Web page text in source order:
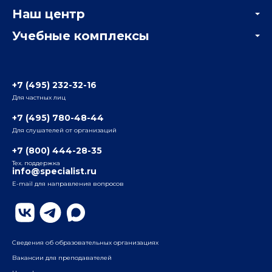
Учебные комплексы
Радио
ул. Радио, д.24, корпус 1, 2-й подъезд, 2-й этаж
ул. Воронцовская, д. 35Б, корп.2, 5-й этаж
Бауманский
ул. Бауманская, д. 6, стр. 2, бизнес-центр «Виктория
Плаза», 4-й этаж
Отзывы компаний
Наш центр
Информация о центре
+7 (495) 232-32-16
Для частных лиц
+7 (495) 780-48-44
Для слушателей от организаций
+7 (800) 444-28-35
Тех. поддержка
info@specialist.ru
E-mail для направления вопросов
Сведения об образовательных организациях
Вакансии для преподавателей